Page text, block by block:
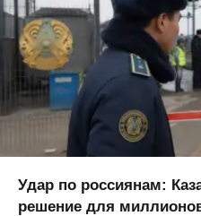
Удар по россиянам:
решение для